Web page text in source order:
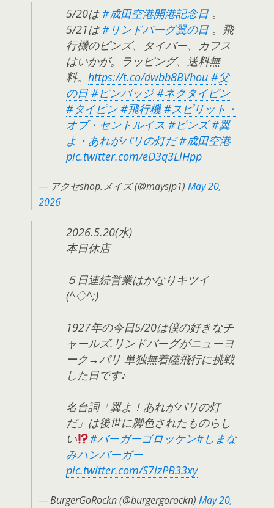
5/20は#成田空港開港記念日。
5/21は#リンドバーグ翼の日。飛
行機のピンズ、タイバー、カフス
はいかが。ラッピング、送料無
料。 https://t.co/dwbb8BVhou #父
の日 #ピンバッジ #ネクタイピン
#タイピン #飛行機 #スピリット・
オブ・セントルイス #ピンズ #翼
よ・あれがパリの灯だ #成田空港
pic.twitter.com/eD3q3LlHpp
— アクセshop.メイズ (@maysjp1) May 20,
2026
2026.5.20(水)
本日休店
５日連続営業はかなりキツイ
(^◇^;)
1927年の今日5/20は僕の好きなチ
ャールズ.リンドバーグがニューヨ
ーク→パリ 単独無着陸飛行に挑戦
した日です♪
名台詞「翼よ！あれがパリの灯
だ」は後世に脚色されたものらし
い
#バーガーゴロッケン#しまな
みハンバーガー
pic.twitter.com/S7izPB33xy
— BurgerGoRockn (@burgergorockn) May 20,